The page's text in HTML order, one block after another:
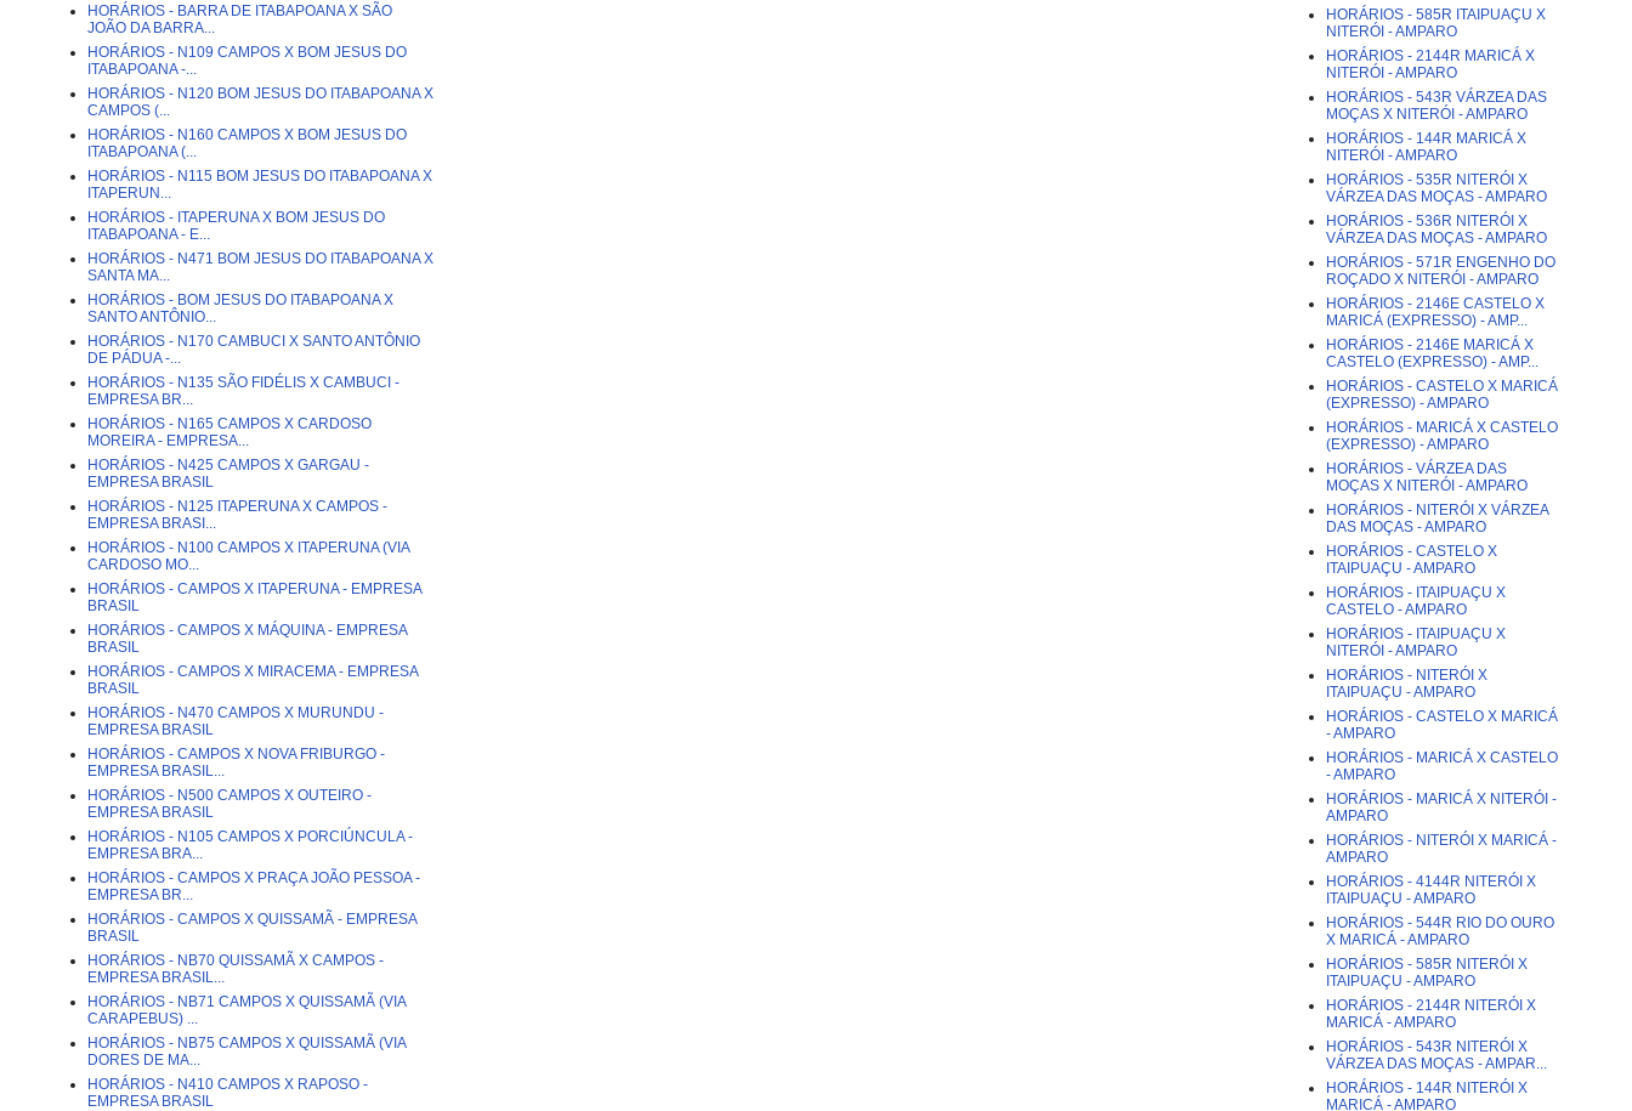
HORÁRIOS - BARRA DE ITABAPOANA X SÃO
JOÃO DA BARRA...
HORÁRIOS - N109 CAMPOS X BOM JESUS DO
ITABAPOANA -...
HORÁRIOS - N120 BOM JESUS DO ITABAPOANA X
CAMPOS (...
HORÁRIOS - N160 CAMPOS X BOM JESUS DO
ITABAPOANA (...
HORÁRIOS - N115 BOM JESUS DO ITABAPOANA X
ITAPERUN...
HORÁRIOS - ITAPERUNA X BOM JESUS DO
ITABAPOANA - E...
HORÁRIOS - N471 BOM JESUS DO ITABAPOANA X
SANTA MA...
HORÁRIOS - BOM JESUS DO ITABAPOANA X
SANTO ANTÔNIO...
HORÁRIOS - N170 CAMBUCI X SANTO ANTÔNIO
DE PÁDUA -...
HORÁRIOS - N135 SÃO FIDÉLIS X CAMBUCI -
EMPRESA BR...
HORÁRIOS - N165 CAMPOS X CARDOSO
MOREIRA - EMPRESA...
HORÁRIOS - N425 CAMPOS X GARGAU -
EMPRESA BRASIL
HORÁRIOS - N125 ITAPERUNA X CAMPOS -
EMPRESA BRASI...
HORÁRIOS - N100 CAMPOS X ITAPERUNA (VIA
CARDOSO MO...
HORÁRIOS - CAMPOS X ITAPERUNA - EMPRESA
BRASIL
HORÁRIOS - CAMPOS X MÁQUINA - EMPRESA
BRASIL
HORÁRIOS - CAMPOS X MIRACEMA - EMPRESA
BRASIL
HORÁRIOS - N470 CAMPOS X MURUNDU -
EMPRESA BRASIL
HORÁRIOS - CAMPOS X NOVA FRIBURGO -
EMPRESA BRASIL...
HORÁRIOS - N500 CAMPOS X OUTEIRO -
EMPRESA BRASIL
HORÁRIOS - N105 CAMPOS X PORCIÚNCULA -
EMPRESA BRA...
HORÁRIOS - CAMPOS X PRAÇA JOÃO PESSOA -
EMPRESA BR...
HORÁRIOS - CAMPOS X QUISSAMÃ - EMPRESA
BRASIL
HORÁRIOS - NB70 QUISSAMÃ X CAMPOS -
EMPRESA BRASIL...
HORÁRIOS - NB71 CAMPOS X QUISSAMÃ (VIA
CARAPEBUS) ...
HORÁRIOS - NB75 CAMPOS X QUISSAMÃ (VIA
DORES DE MA...
HORÁRIOS - N410 CAMPOS X RAPOSO -
EMPRESA BRASIL
HORÁRIOS - 585R ITAIPUAÇU X
NITERÓI - AMPARO
HORÁRIOS - 2144R MARICÁ X
NITERÓI - AMPARO
HORÁRIOS - 543R VÁRZEA DAS
MOÇAS X NITERÓI - AMPARO
HORÁRIOS - 144R MARICÁ X
NITERÓI - AMPARO
HORÁRIOS - 535R NITERÓI X
VÁRZEA DAS MOÇAS - AMPARO
HORÁRIOS - 536R NITERÓI X
VÁRZEA DAS MOÇAS - AMPARO
HORÁRIOS - 571R ENGENHO DO
ROÇADO X NITERÓI - AMPARO
HORÁRIOS - 2146E CASTELO X
MARICÁ (EXPRESSO) - AMP...
HORÁRIOS - 2146E MARICÁ X
CASTELO (EXPRESSO) - AMP...
HORÁRIOS - CASTELO X MARICÁ
(EXPRESSO) - AMPARO
HORÁRIOS - MARICÁ X CASTELO
(EXPRESSO) - AMPARO
HORÁRIOS - VÁRZEA DAS
MOÇAS X NITERÓI - AMPARO
HORÁRIOS - NITERÓI X VÁRZEA
DAS MOÇAS - AMPARO
HORÁRIOS - CASTELO X
ITAIPUAÇU - AMPARO
HORÁRIOS - ITAIPUAÇU X
CASTELO - AMPARO
HORÁRIOS - ITAIPUAÇU X
NITERÓI - AMPARO
HORÁRIOS - NITERÓI X
ITAIPUAÇU - AMPARO
HORÁRIOS - CASTELO X MARICÁ
- AMPARO
HORÁRIOS - MARICÁ X CASTELO
- AMPARO
HORÁRIOS - MARICÁ X NITERÓI -
AMPARO
HORÁRIOS - NITERÓI X MARICÁ -
AMPARO
HORÁRIOS - 4144R NITERÓI X
ITAIPUAÇU - AMPARO
HORÁRIOS - 544R RIO DO OURO
X MARICÁ - AMPARO
HORÁRIOS - 585R NITERÓI X
ITAIPUAÇU - AMPARO
HORÁRIOS - 2144R NITERÓI X
MARICÁ - AMPARO
HORÁRIOS - 543R NITERÓI X
VÁRZEA DAS MOÇAS - AMPAR...
HORÁRIOS - 144R NITERÓI X
MARICÁ - AMPARO